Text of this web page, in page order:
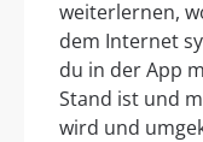
weiterlernen,
dem Internet
du in der App
Stand ist und
wird und